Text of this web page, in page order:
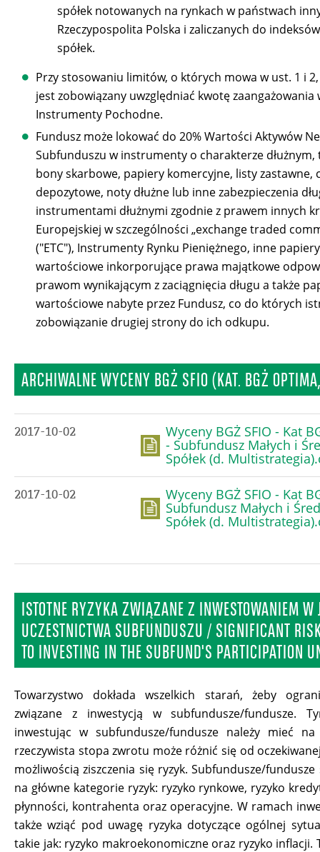
spółek notowanych na rynkach w państwach
Rzeczypospolita Polska i zaliczanych do
spółek.
Przy stosowaniu limitów, o których mowa w ust. 1 i
jest zobowiązany uwzględniać kwotę zaangażowania
Instrumenty Pochodne.
Fundusz może lokować do 20% Wartości Aktywów
Subfunduszu w instrumenty o charakterze dłużnym,
bony skarbowe, papiery komercyjne, listy zastawne,
depozytowe, noty dłużne lub inne zabezpieczenia
instrumentami dłużnymi zgodnie z prawem innych
Europejskiej w szczególności „exchange traded
("ETC"), Instrumenty Rynku Pieniężnego, inne papiery
wartościowe inkorporujące prawa majątkowe
prawom wynikającym z zaciągnięcia długu a także
wartościowe nabyte przez Fundusz, co do których
zobowiązanie drugiej strony do ich odkupu.
ARCHIWALNE WYCENY BGŻ SFIO (KAT. BGŻ
2017-10-02 Wyceny BGŻ SFIO - Kat
- Subfundusz Małych i
Spółek (d.
2017-10-02 Wyceny BGŻ SFIO - Kat
Subfundusz Małych i
Spółek (d.
ISTOTNE RYZYKA ZWIĄZANE Z INWESTOWANIEM W
UCZESTNICTWA SUBFUNDUSZU / SIGNIFICANT
TO INVESTING IN THE SUBFUND'S PARTICIPATION
Towarzystwo dokłada wszelkich starań, żeby
związane z inwestycją w subfundusze/fundusze.
inwestując w subfundusze/fundusze należy mieć na
rzeczywista stopa zwrotu może różnić się od
możliwością ziszczenia się ryzyk. Subfundusze/
na główne kategorie ryzyk: ryzyko rynkowe, ryzyko
płynności, kontrahenta oraz operacyjne. W ramach
także wziąć pod uwagę ryzyka dotyczące ogólnej
takie jak: ryzyko makroekonomiczne oraz ryzyko inflacji.